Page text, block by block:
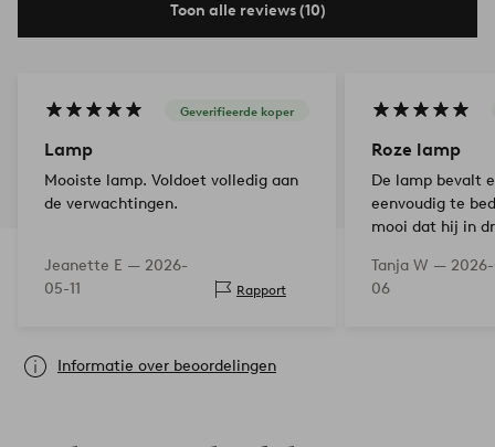
Toon alle reviews (10)
Geverifieerde koper
Lamp
Mooiste lamp. Voldoet volledig aan
de verwachtingen.
Jeanette E — 2026-
05-11
Rapport
Roze lamp
De lamp bevalt
eenvoudig te
mooi dat hij in
Tanja W —
06
Informatie over beoordelingen